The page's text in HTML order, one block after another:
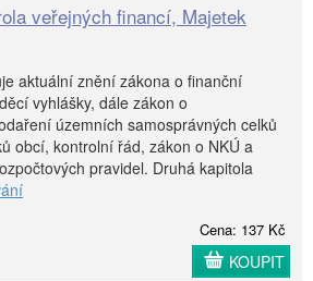
veřejných financí, Majetek
aktuální znění zákona o finanční
vyhlášky, dále zákon o
územních samosprávných celků
obcí, kontrolní řád, zákon o NKÚ a
pravidel. Druhá kapitola
Cena: 137 Kč
KOUPIT